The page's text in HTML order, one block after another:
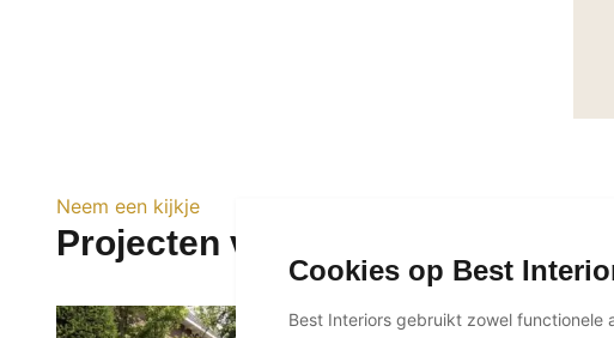
Neem een kijkje
Projecten van Bob Romijnders
Cookies op Best
Best Interiors gebruikt zowel functionele